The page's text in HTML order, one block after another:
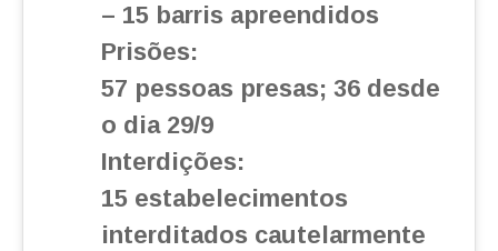
– 15 barris apreendidos
Prisões:
57 pessoas presas; 36 desde
o dia 29/9
Interdições:
15 estabelecimentos
interditados cautelarmente